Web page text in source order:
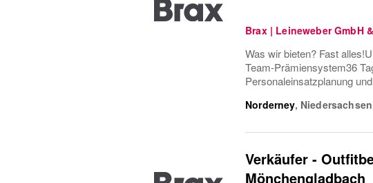
Brax | Leineweber GmbH
Was wir bieten? Fast
Team-Prämiensystem36
Personaleinsatzplanung
Norderney, Niedersachsen
Verkäufer -
Mönchengladbach